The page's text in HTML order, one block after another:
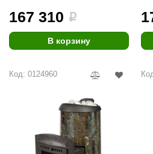
167 310 i
В корзину
Код: 0124960